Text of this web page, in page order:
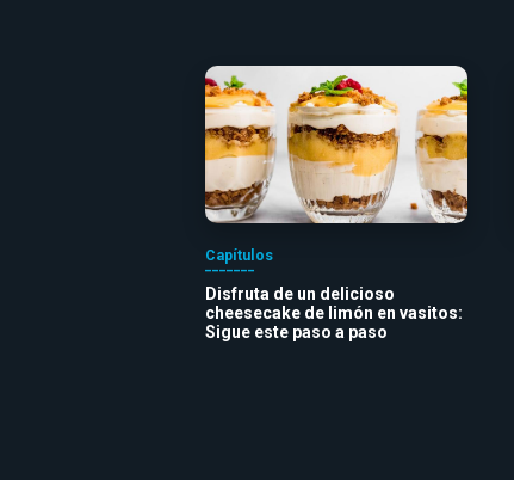
Capítulos
Disfruta de un delicioso
cheesecake de limón en vasitos:
Sigue este paso a paso